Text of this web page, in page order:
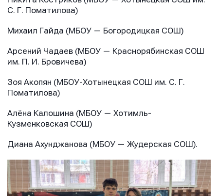
С. Г. Поматилова)
Михаил Гайда (МБОУ — Богородицкая СОШ)
Арсений Чадаев (МБОУ — Краснорябинская СОШ
им. П. И. Бровичева)
Зоя Акопян (МБОУ-Хотынецкая СОШ им. С. Г.
Поматилова)
Алёна Калошина (МБОУ — Хотимль-
Кузменковская СОШ)
Диана Ахунджанова (МБОУ — Жудерская СОШ).
Отправить
условиями обработки персональных данных
Отправить
условиями обработки персональных данных
Сообщение
Отправить
Нажимая кнопку “Отправить”, вы соглашаетесь с
условиями обработки персональных данных